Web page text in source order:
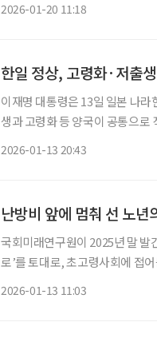
2026-01-20 11:18
한일 정상, 고령화·저출
이재명 대통령은 13일 일본 나
생과 고령화 등 양국이 공통으로 직
2026-01-13 20:43
난방비 앞에 멈춰 선 노년
국회미래연구원이 2025년 말
로’를 토대로, 초고령사회에 접
2026-01-13 11:03